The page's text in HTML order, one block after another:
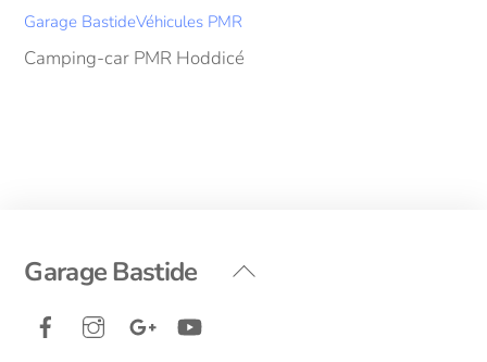
Garage BastideVéhicules PMR
Camping-car PMR Hoddicé
Back
Garage Bastide
FacebookInstagramGoogle+